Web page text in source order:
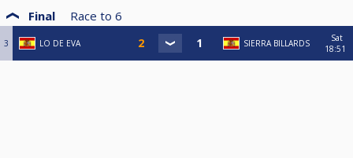
Final Race to 6
3 LO DE EVA SIERRA BILLARDS
Sat
18:51